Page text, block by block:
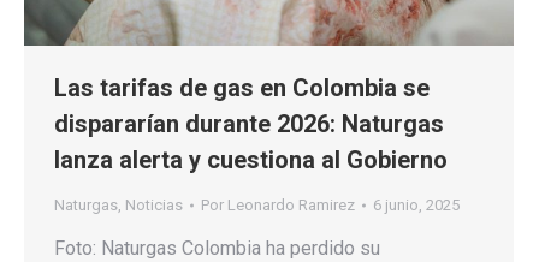
Las tarifas de gas en Colombia se
dispararían durante 2026: Naturgas
lanza alerta y cuestiona al Gobierno
Naturgas, Noticias Por Leonardo Ramirez 6 junio, 2025
Foto: Naturgas Colombia ha perdido su